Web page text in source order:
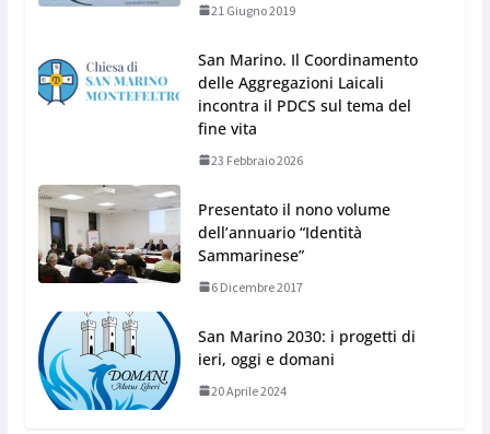
21 Giugno 2019
San Marino. Il Coordinamento
delle Aggregazioni Laicali
incontra il PDCS sul tema del
fine vita
23 Febbraio 2026
Presentato il nono volume
dell’annuario “Identità
Sammarinese”
6 Dicembre 2017
San Marino 2030: i progetti di
ieri, oggi e domani
20 Aprile 2024